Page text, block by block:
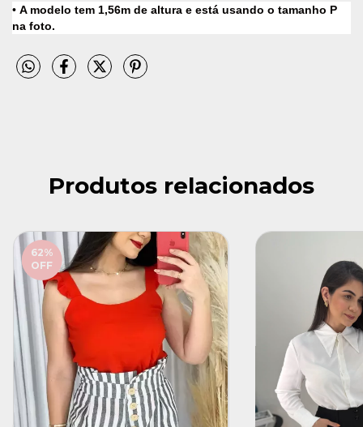
• A modelo tem 1,56m de altura e está usando o tamanho P
na foto.
Produtos relacionados
62%
OFF